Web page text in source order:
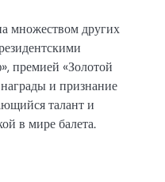
множеством других
премией «Золотой
и признание
талант и
в мире балета.